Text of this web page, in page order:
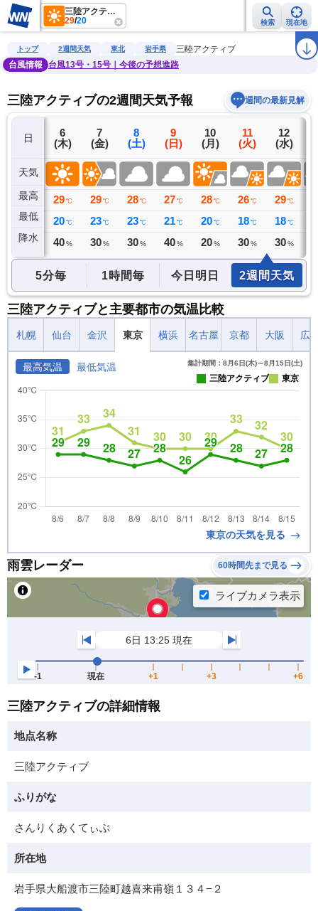
三陸アクティブ
29/20 検索 現在地
雨雲レーダー 台風情報 地震情報 警報・注意報 ラ
トップ 2週間天気 東北 岩手県
三陸アクティブ
台風情報
台風13号・15号｜今後の予想進路
三陸アクティブの2週間天気予報 週間の最新見解
日
天気
最高
最低
降水
5
(水)
26 ℃
17 ℃
0 ミリ
6
(木)
29 ℃
20 ℃
40 %
7
(金)
29 ℃
23 ℃
30 %
8
(土)
28 ℃
23 ℃
30 %
9
(日)
27 ℃
21 ℃
40 %
10
(月)
28 ℃
20 ℃
20 %
11
(火)
26 ℃
18 ℃
30 %
12
(水)
29 ℃
18 ℃
30 %
5分毎 1時間毎 今日明日 2週間天気
三陸アクティブと主要都市の気温比較
札幌 仙台 金沢 東京 横浜 名古屋 京都 大阪 広
最高気温 最低気温 集計期間：8月6日(木)～8月15日(土)
三陸アクティブ 東京
東京の天気を見る
雨雲レーダー 60時間先まで見る
三陸アクティブの詳細情報
地点名称
三陸アクティブ
ふりがな
さんりくあくてぃぶ
所在地
岩手県大船渡市三陸町越喜来甫嶺１３４−２